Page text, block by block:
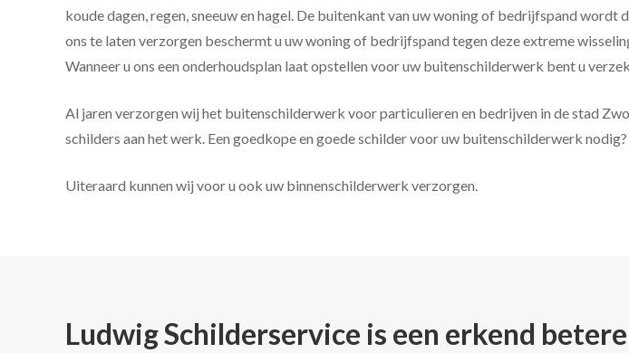
koude dagen, regen, sneeuw en hagel. De buitenkant van uw woning of bedrijfspand
ons te laten verzorgen beschermt u uw woning of bedrijfspand tegen deze extreme
Wanneer u ons een onderhoudsplan laat opstellen voor uw buitenschilderwerk bent u
Al jaren verzorgen wij het buitenschilderwerk voor particulieren en bedrijven in de stad
schilders aan het werk. Een goedkope en goede schilder voor uw buitenschilderwerk
Uiteraard kunnen wij voor u ook uw binnenschilderwerk verzorgen.
Ludwig Schilderservice is een erkend